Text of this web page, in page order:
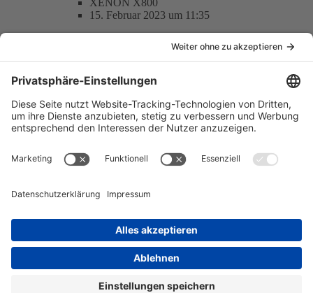
XENON X800
15. Februar 2023 um 11:35
Zugriffe
1,4k
Tags
Hörspielkassetten
Speedometer
Titel Deutsch Schlangenmaul